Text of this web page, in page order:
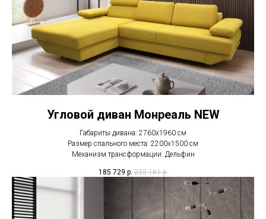
Угловой диван Монреаль NEW
Габариты дивана: 2760х1960 см
Размер спального места: 2200х1500 см
Механизм трансформации: Дельфин
185 729 р. 232 161 р.